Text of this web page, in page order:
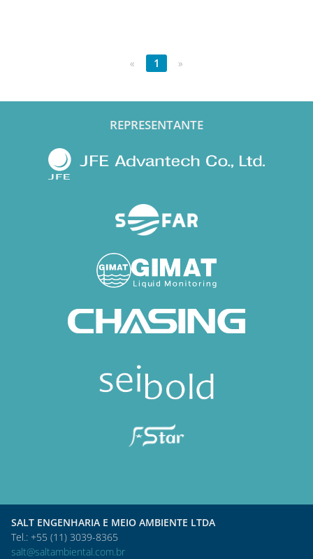
« 1 »
REPRESENTANTE
SALT ENGENHARIA E MEIO AMBIENTE LTDA
Tel.: +55 (11) 3039-8365
salt@saltambiental.com.br